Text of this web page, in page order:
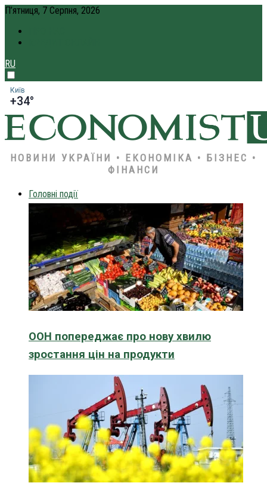
П’ятниця, 7 Серпня, 2026
RU
Київ
+34°
НОВИНИ УКРАЇНИ • ЕКОНОМІКА • БІЗНЕС •
ФІНАНСИ
Головні події
ООН попереджає про нову хвилю
зростання цін на продукти